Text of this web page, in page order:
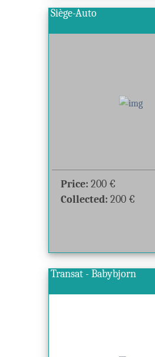
Siège-Auto
Price: 200 €
Collected: 200 €
Transat - Babybjorn